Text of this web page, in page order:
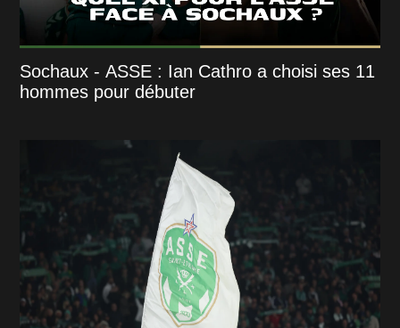
Sochaux - ASSE : Ian Cathro a choisi ses 11
hommes pour débuter